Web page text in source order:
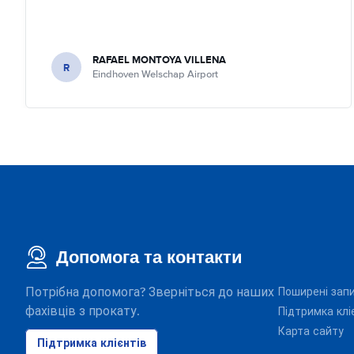
R RAFAEL MONTOYA VILLENA
Eindhoven Welschap Airport
Допомога та контакти
Потрібна допомога? Зверніться до наших
фахівців з прокату.
Підтримка клієнтів
Поширені
Підтримка
Карта сайту